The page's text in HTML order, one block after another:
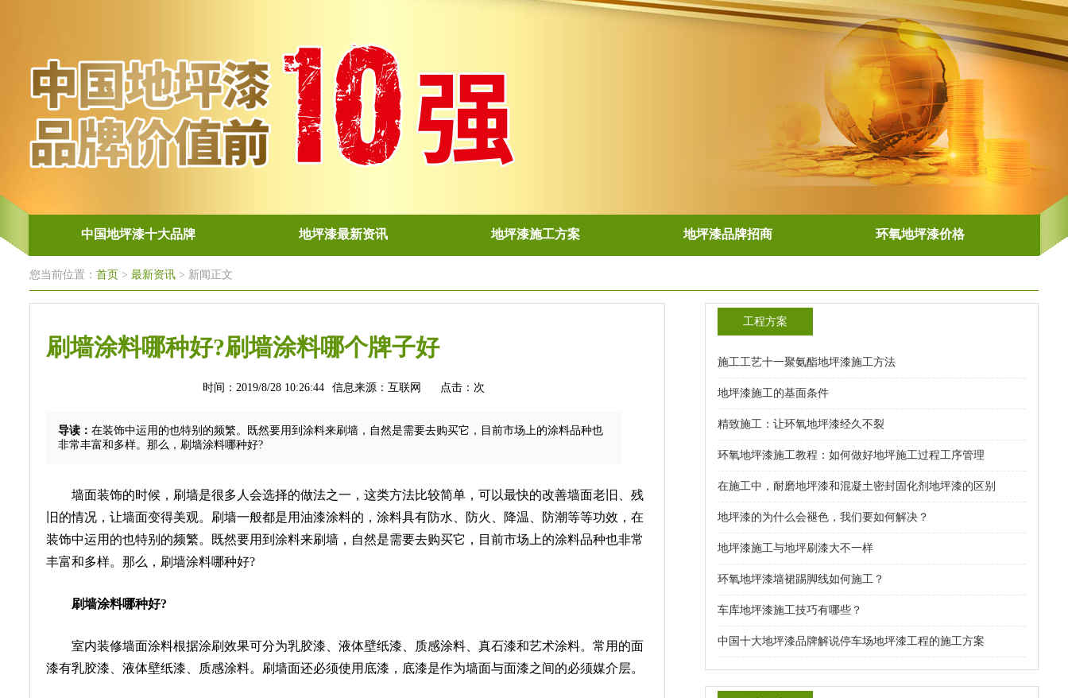
中国地坪漆十大品牌 地坪漆最新资讯 地坪漆施工方案 地坪漆品牌招商 环氧地坪漆价格
您当前位置： 首页 > 最新资讯 > 新闻正文
刷墙涂料哪种好?刷墙涂料哪个牌子好
时间：2019/8/28 10:26:44 信息来源：互联网 点击： 次
导读： 在装饰中运用的也特别的频繁。既然要用到涂料来刷墙，自然是需要去购买它，目前市场上的涂料品种也
非常丰富和多样。那么，刷墙涂料哪种好?
墙面装饰的时候，刷墙是很多人会选择的做法之一，这类方法比较简单，可以最快的改善墙面老旧、残
旧的情况，让墙面变得美观。刷墙一般都是用油漆涂料的，涂料具有防水、防火、降温、防潮等等功效，在
装饰中运用的也特别的频繁。既然要用到涂料来刷墙，自然是需要去购买它，目前市场上的涂料品种也非常
丰富和多样。那么，刷墙涂料哪种好?
刷墙涂料哪种好?
室内装修墙面涂料根据涂刷效果可分为乳胶漆、液体壁纸漆、质感涂料、真石漆和艺术涂料。常用的面
漆有乳胶漆、液体壁纸漆、质感涂料。刷墙面还必须使用底漆，底漆是作为墙面与面漆之间的必须媒介层。
工程方案
施工工艺十一聚氨酯地坪漆施工方法
地坪漆施工的基面条件
精致施工：让环氧地坪漆经久不裂
环氧地坪漆施工教程：如何做好地坪施工过程工序管理
在施工中，耐磨地坪漆和混凝土密封固化剂地坪漆的区别
地坪漆的为什么会褪色，我们要如何解决？
地坪漆施工与地坪刷漆大不一样
环氧地坪漆墙裙踢脚线如何施工？
车库地坪漆施工技巧有哪些？
中国十大地坪漆品牌解说停车场地坪漆工程的施工方案